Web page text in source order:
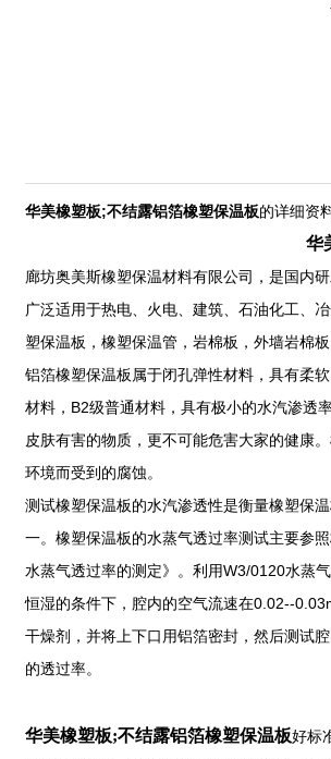
华美橡塑板;不结露铝箔橡塑保温板的详细资
华
廊坊奥美斯橡塑保温材料有限公司，是国内
广泛适用于热电、火电、建筑、石油化工、
塑保温板，橡塑保温管，岩棉板，外墙岩棉
铝箔橡塑保温板属于闭孔弹性材料，具有柔
材料，B2级普通材料，具有极小的水汽渗透
皮肤有害的物质，更不可能危害大家的健康
环境而受到的腐蚀。
测试橡塑保温板的水汽渗透性是衡量橡塑保
一。橡塑保温板的水蒸气透过率测试主要参
水蒸气透过率的测定》。利用W3/0120水蒸
恒湿的条件下，腔内的空气流速在0.02--
干燥剂，并将上下口用铝箔密封，然后测试
的透过率。
华美橡塑板;不结露铝箔橡塑保温板好标